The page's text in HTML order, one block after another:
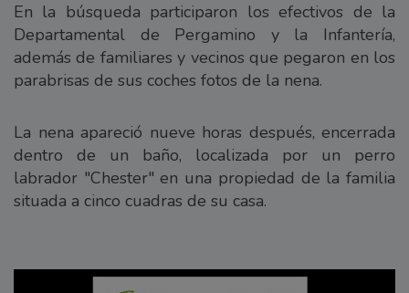
En la búsqueda participaron los efectivos de la
Departamental de Pergamino y la Infantería,
además de familiares y vecinos que pegaron en los
parabrisas de sus coches fotos de la nena.
La nena apareció nueve horas después, encerrada
dentro de un baño, localizada por un perro
labrador "Chester" en una propiedad de la familia
situada a cinco cuadras de su casa.